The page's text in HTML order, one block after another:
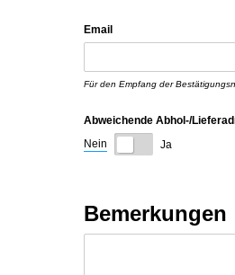
Email
Für den Empfang der
Abweichende Abhol-/​
Nein
Ja
Bemerkungen